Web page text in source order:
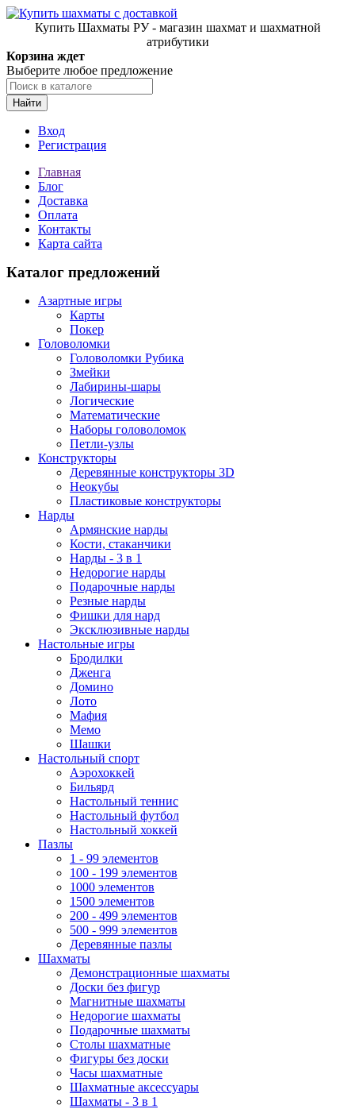
Купить Шахматы РУ - магазин шахмат и шахматной
атрибутики
Корзина ждет
Выберите любое предложение
Найти
Вход
Регистрация
Главная
Блог
Доставка
Оплата
Контакты
Карта сайта
Каталог предложений
Азартные игры
Карты
Покер
Головоломки
Головоломки Рубика
Змейки
Лабирины-шары
Логические
Математические
Наборы головоломок
Петли-узлы
Конструкторы
Деревянные конструкторы 3D
Неокубы
Пластиковые конструкторы
Нарды
Армянские нарды
Кости, стаканчики
Нарды - 3 в 1
Недорогие нарды
Подарочные нарды
Резные нарды
Фишки для нард
Эксклюзивные нарды
Настольные игры
Бродилки
Дженга
Домино
Лото
Мафия
Мемо
Шашки
Настольный спорт
Аэрохоккей
Бильярд
Настольный теннис
Настольный футбол
Настольный хоккей
Пазлы
1 - 99 элементов
100 - 199 элементов
1000 элементов
1500 элементов
200 - 499 элементов
500 - 999 элементов
Деревянные пазлы
Шахматы
Демонстрационные шахматы
Доски без фигур
Магнитные шахматы
Недорогие шахматы
Подарочные шахматы
Столы шахматные
Фигуры без доски
Часы шахматные
Шахматные аксессуары
Шахматы - 3 в 1